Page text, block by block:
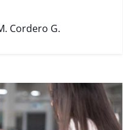
Cordero G.